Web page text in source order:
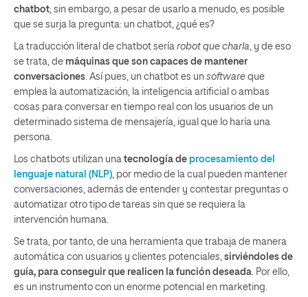
chatbot; sin embargo, a pesar de usarlo a menudo, es posible
que se surja la pregunta: un chatbot, ¿qué es?
La traducción literal de chatbot sería robot que charla , y de eso
se trata, de máquinas que son capaces de mantener
conversaciones . Así pues, un chatbot es un software que
emplea la automatización, la inteligencia artificial o ambas
cosas para conversar en tiempo real con los usuarios de un
determinado sistema de mensajería, igual que lo haría una
persona.
Los chatbots utilizan una tecnología de procesamiento del
lenguaje natural (NLP) , por medio de la cual pueden mantener
conversaciones, además de entender y contestar preguntas o
automatizar otro tipo de tareas sin que se requiera la
intervención humana.
Se trata, por tanto, de una herramienta que trabaja de manera
automática con usuarios y clientes potenciales, sirviéndoles de
guía, para conseguir que realicen la función deseada . Por ello,
es un instrumento con un enorme potencial en marketing.